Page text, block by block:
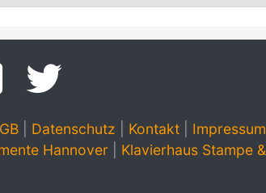
| Datenschutz Kontakt| Impressum
Hannover Klavierhaus Stampe